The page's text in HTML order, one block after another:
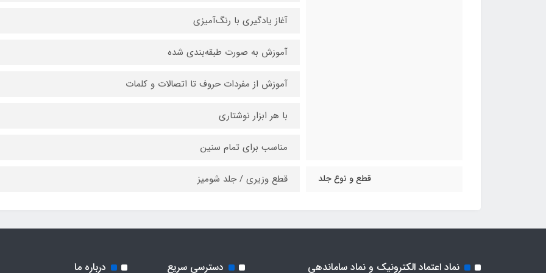
آغاز یادگیری با رنگ‌آمیزی
آموزش به صورت طبقه‌بندی شده
آموزش از مفردات حروف تا اتصالات و کلمات
با هر ابزار نوشتاری
مناسب برای تمام سنین
قطع و نوع جلد قطع وزیری / جلد شومیز
نماد اعتماد الکترونیک و نماد ساماندهی دسترسی سریع درباره ما